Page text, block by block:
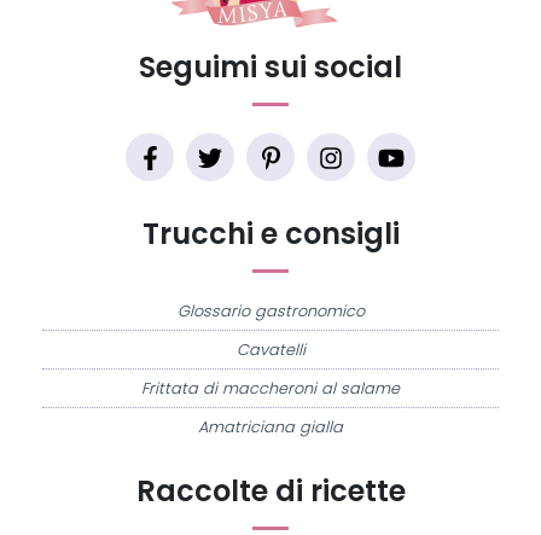
Raccolte di ricette
Trucchi e consigli
Glossario gastronomico
Cavatelli
Frittata di maccheroni al salame
Amatriciana gialla
Seguimi sui social